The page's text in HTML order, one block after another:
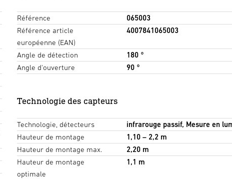
Référence
065003
Référence article
européenne (EAN)
4007841065003
Angle de détection
180 °
Angle d'ouverture
90 °
Technologie des capteurs
Technologie, détecteurs
infrarouge passif, Mesure en
Hauteur de montage
1,10 – 2,2 m
Hauteur de montage max.
2,20 m
Hauteur de montage
optimale
1,1 m